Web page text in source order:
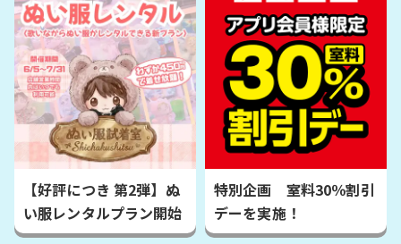
【好評につき 第2弾】ぬ
い服レンタルプラン開始
特別企画 室料30％割引
デーを実施！